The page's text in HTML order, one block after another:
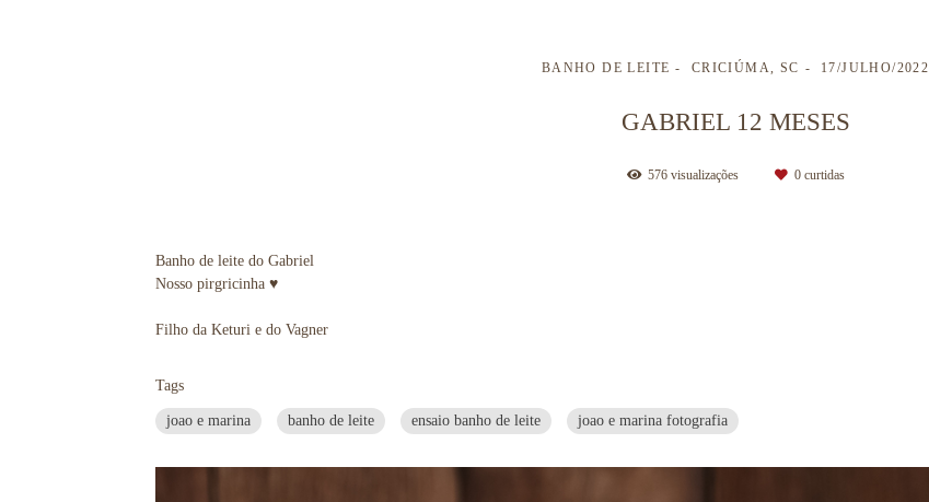
BANHO DE LEITE CRICIÚMA, SC 17/JULHO/2022
GABRIEL 12 MESES
576visualizações 0curtidas
Banho de leite do Gabriel
Nosso pirgricinha ♥
Filho da Keturi e do Vagner
Tags
joao e marina banho de leite ensaio banho de leite joao e marina fotografia